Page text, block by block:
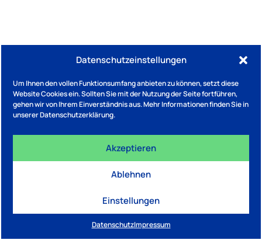
Datenschutzeinstellungen
Um Ihnen den vollen Funktionsumfang anbieten zu können, setzt diese
Website Cookies ein. Sollten Sie mit der Nutzung der Seite fortführen,
gehen wir von Ihrem Einverständnis aus. Mehr Informationen finden Sie in
unserer Datenschutzerklärung.
Akzeptieren
Ablehnen
Einstellungen
DatenschutzImpressum